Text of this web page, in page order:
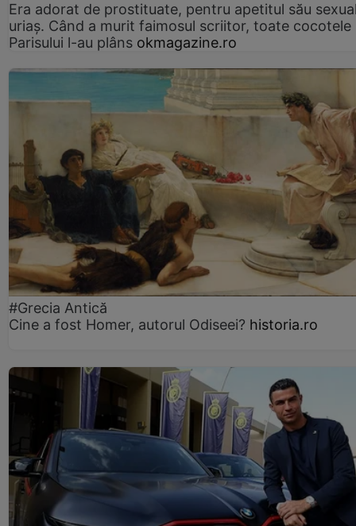
Era adorat de prostituate, pentru apetitul său
uriaș. Când a murit faimosul scriitor, toate cocotele
Parisului l-au plâns okmagazine.ro
#Grecia Antică
Cine a fost Homer, autorul Odiseei? historia.ro